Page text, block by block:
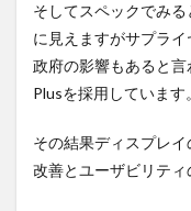
そしてスペックでみ
に見えますがサプラ
政府の影響もあると
Plusを採用しています。
その結果ディスプレ
改善とユーザビリティ